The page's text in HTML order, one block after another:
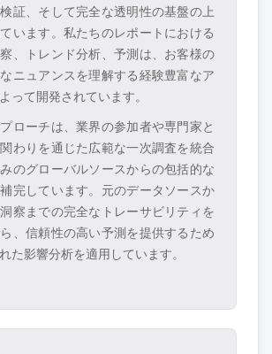
証、そして完全な透明性の基盤の上
います。私たちのレポートにおける
、トレンド分析、予測は、お客様の
ニュアンスを理解する経験豊富なア
って開発されています。
ローチは、業界の参加者や専門家と
わりを通じた広範な一次調査を統合
のグローバルソースからの包括的な
完しています。元のデータソースか
察までの完全なトレーサビリティを
、信頼性の高い予測を提供するため
た影響分析を適用しています。